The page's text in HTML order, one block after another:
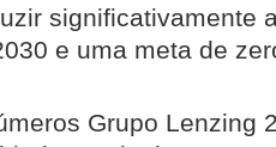
significativamente
e uma meta de
Grupo